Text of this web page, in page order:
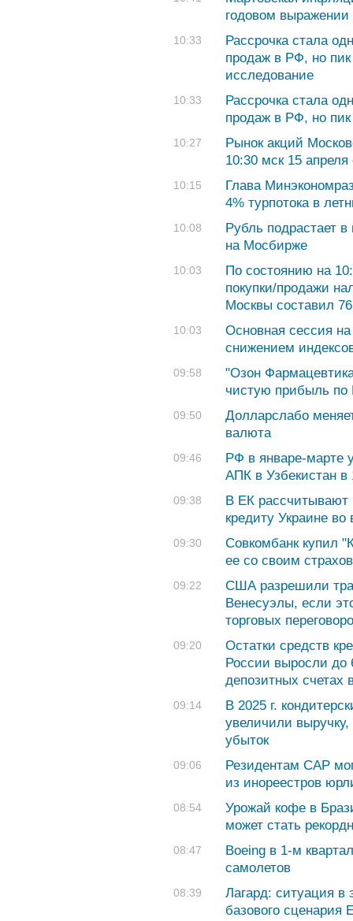
годовом выражении
10:33
Рассрочка стала
продаж в РФ, но
исследование
10:33
Рассрочка стала
продаж в РФ, но
10:27
Рынок акций
10:30 мск 15 апреля
10:15
Глава
4% турпотока в
10:08
Рубль подрастает
на Мосбирже
10:03
По состоянию на
покупки/продажи
Москвы составил
10:03
Основная сессия
снижением
09:58
"Озон
чистую прибыль
09:50
Долларслабо
валюта
09:46
РФ в январе-марте
АПК в Узбекистан в
09:38
В ЕК рассчитывают
кредиту Украине во
09:30
Совкомбанк купил
ее со своим
09:22
США разрешили
Венесуэлы, если
торговых
09:20
Остатки средств
России выросли до
депозитных счетах
09:14
В 2025 г.
увеличили
убыток
09:06
Резидентам САР
из инореестров
08:54
Урожай кофе в
может стать
08:47
Boeing в 1-м
самолетов
08:39
Лагард: ситуация в
базового сценария